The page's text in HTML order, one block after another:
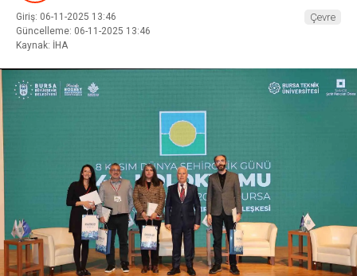
Giriş: 06-11-2025 13:46
Güncelleme: 06-11-2025 13:46
Kaynak: İHA
Çevre